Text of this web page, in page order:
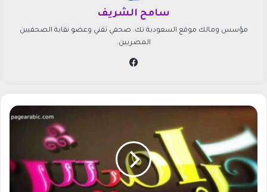
سامح الشريف
مؤسس ومالك موقع السعودية تك. صحفي تقني وعضو نقابة الصحفيين
المصريين.
ت
د
ق
ن
ا